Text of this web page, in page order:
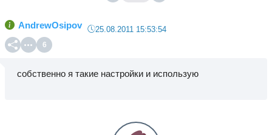
AndrewOsipov 25.08.2011 15:53:54
6
собственно я такие настройки и использую